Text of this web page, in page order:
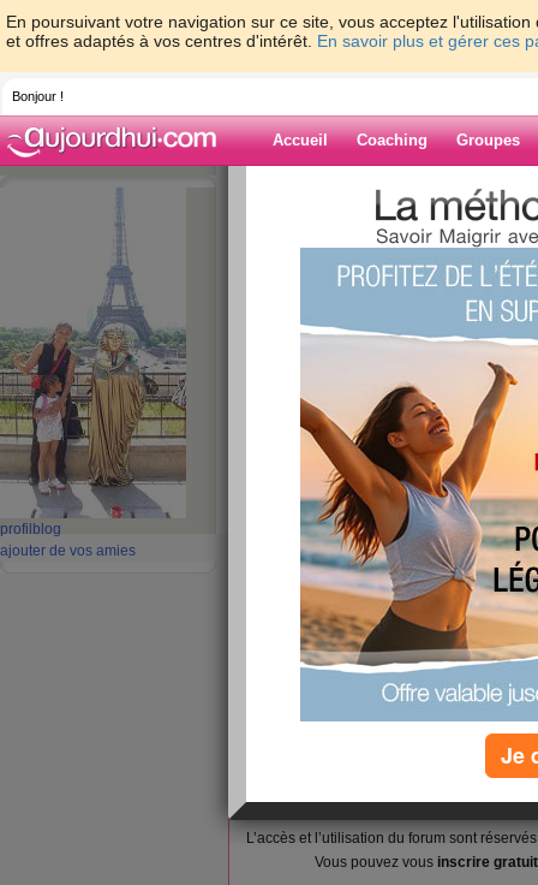
En poursuivant votre navigation sur ce site, vous acceptez
et offres adaptés à vos centres d'intérêt. En savoir plus et gérer ces
Bonjour !
Accueil Coaching Groupes
profil blog
ajouter de vos amies
> > saint
Blog de
saint valentin
pas trop d'écart pour la saint valentin, j'ai un
mon alimentation
Petit-déjeuner : Soupe de
Déjeuner :
Salade de
égouttée,
Goûter ou snack :
Banane,
Soupe de
Verres d'eau :
0
Calories consommées :
L’accès et l’utilisation du forum sont
Vous pouvez vous inscrire
Je